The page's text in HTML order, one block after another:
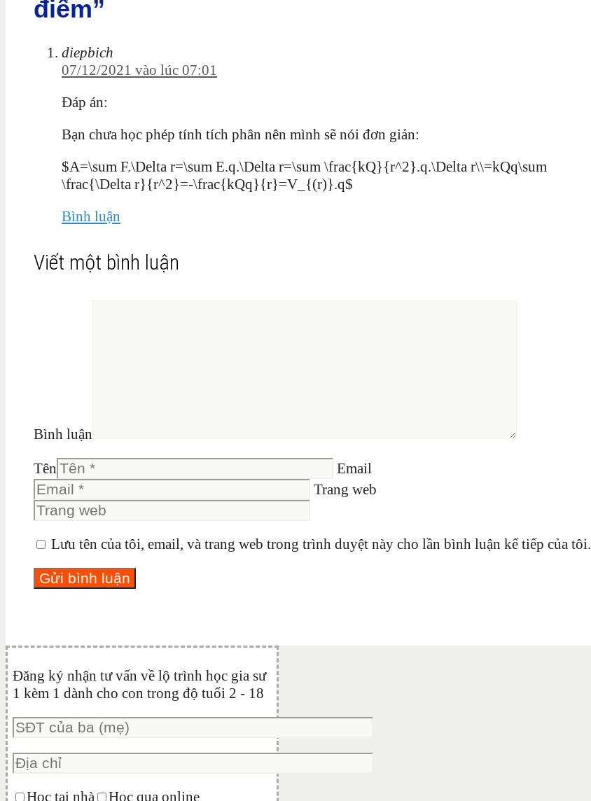
điểm”
diepbich
07/12/2021 vào lúc 07:01
Đáp án:
Bạn chưa học phép tính tích phân nên mình sẽ nói đơn giản:
$A=\sum F.\Delta r=\sum E.q.\Delta r=\sum \frac{kQ}{r^2}.q.\Delta r\\=kQq\sum
\frac{\Delta r}{r^2}=-\frac{kQq}{r}=V_{(r)}.q$
Bình luận
Viết một bình luận
Bình luận
Tên
Email
Trang web
Lưu tên của tôi, email, và trang web trong trình duyệt này cho lần bình luận kế tiếp của tôi.
Đăng ký nhận tư vấn về lộ trình học gia sư
1 kèm 1 dành cho con trong độ tuổi 2 - 18
Học tại nhà Học qua online